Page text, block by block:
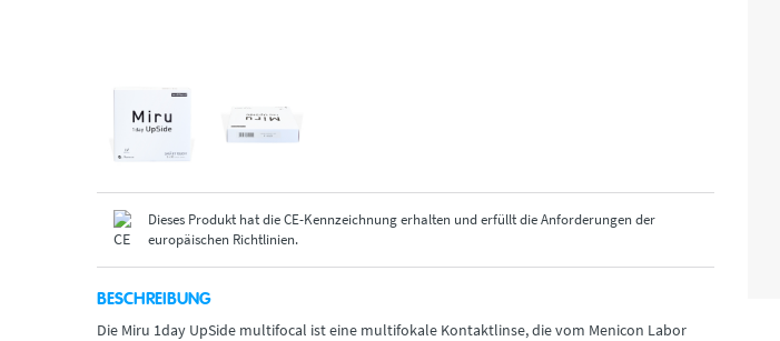
Dieses Produkt hat die CE-Kennzeichnung erhalten und erfüllt die Anforderungen der
europäischen Richtlinien.
BESCHREIBUNG
Die Miru 1day UpSide multifocal ist eine multifokale Kontaktlinse, die vom Menicon Labor